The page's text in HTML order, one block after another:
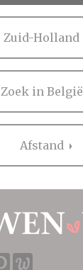
Zuid-Holland
Zoek in België
Afstand